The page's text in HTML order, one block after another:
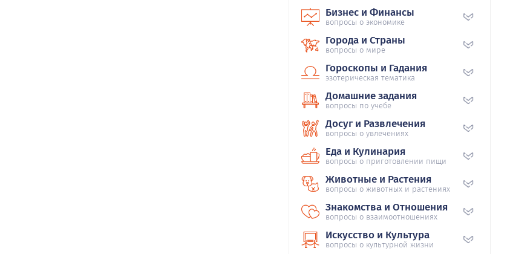
Бизнес и Финансы
вопросы о экономике
Города и Страны
вопросы о мире
Гороскопы и Гадания
эзотерическая тематика
Домашние задания
вопросы по учебе
Досуг и Развлечения
вопросы о увлечениях
Еда и Кулинария
вопросы о приготовлении пищи
Животные и Растения
вопросы о животных и растениях
Знакомства и Отношения
вопросы о взаимоотношениях
Искусство и Культура
вопросы о культурной жизни